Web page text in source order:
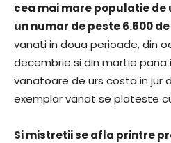
cea mai mare populatie de
un numar de peste 6.600
vanati in doua perioade, din
decembrie si din martie pana
vanatoare de urs costa in jur
exemplar vanat se plateste
Si mistretii se afla printre